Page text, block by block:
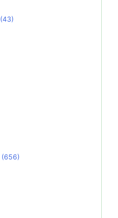
(43)
(656)